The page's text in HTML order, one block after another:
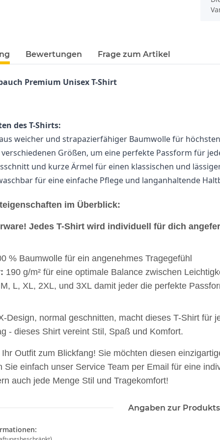
Bewertungen Frage zum Artikel
Premium Unisex T-Shirt
des T-Shirts:
weicher und strapazierfähiger Baumwolle für
Größen, um eine perfekte Passform für
und kurze Ärmel für einen klassischen und
für eine einfache Pflege und langanhaltende
im Überblick:
Jedes T-Shirt wird individuell für dich
% Baumwolle für ein angenehmes Tragegefühl
190 g/m² für eine optimale Balance zwischen
L, XL, 2XL, und 3XL damit jeder die perfekte
Design, normal geschnitten, macht dieses T-Shirt für
- dieses Shirt vereint Stil, Spaß und Komfort.
Outfit zum Blickfang! Sie möchten diesen
Sie einfach unser Service Team per Email für eine
auch jede Menge Stil und Tragekomfort!
Angaben zur